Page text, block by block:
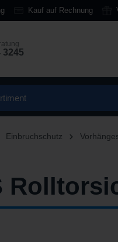
springen
Kauf auf Rechnung
3245
Einbruchschutz